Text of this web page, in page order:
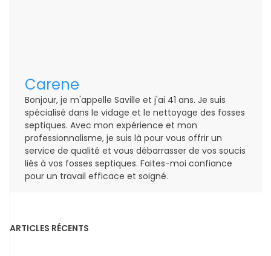
Carene
Bonjour, je m'appelle Saville et j'ai 41 ans. Je suis
spécialisé dans le vidage et le nettoyage des fosses
septiques. Avec mon expérience et mon
professionnalisme, je suis là pour vous offrir un
service de qualité et vous débarrasser de vos soucis
liés à vos fosses septiques. Faites-moi confiance
pour un travail efficace et soigné.
ARTICLES RÉCENTS